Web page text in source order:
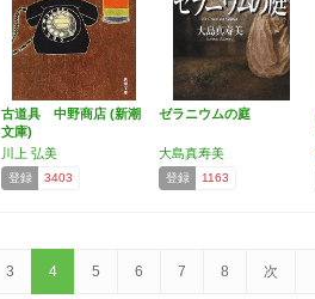
古道具 中野商店 (新潮
文庫)
川上 弘美
登録 3403
ゼラニウムの庭
大島真寿美
登録 1163
3 4 5 6 7 8 次